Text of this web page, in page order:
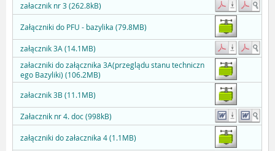
załacznik nr 3 (262.8kB)
Załączniki do PFU - bazylika (79.8MB)
załącznik 3A (14.1MB)
załaczniki do załącznika 3A(przeglądu stanu techniczn
ego Bazyliki) (106.2MB)
załacznik 3B (11.1MB)
Załacznik nr 4. doc (998kB)
załączniki do załacznika 4 (1.1MB)